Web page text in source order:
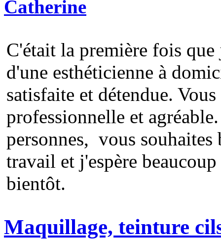
Catherine
C'était la première fois
d'une esthéticienne à
satisfaite et détendue.
professionnelle et
personnes, vous
travail et j'espère
bientôt.
Maquillage, teinture